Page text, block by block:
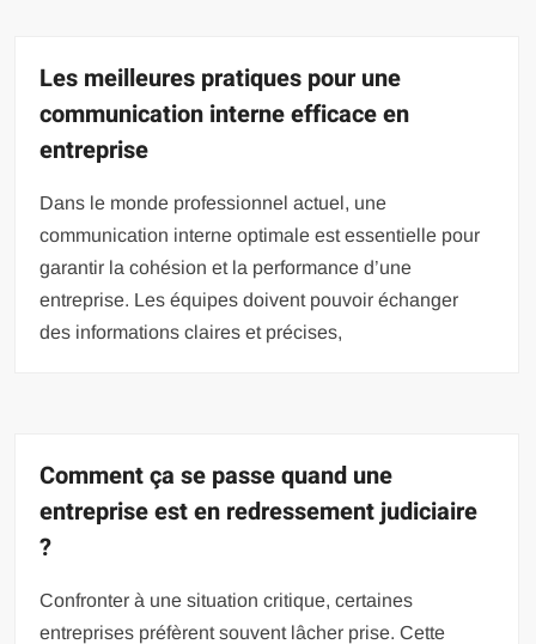
Les meilleures pratiques pour une
communication interne efficace en
entreprise
Dans le monde professionnel actuel, une
communication interne optimale est essentielle pour
garantir la cohésion et la performance d’une
entreprise. Les équipes doivent pouvoir échanger
des informations claires et précises,
Comment ça se passe quand une
entreprise est en redressement judiciaire
?
Confronter à une situation critique, certaines
entreprises préfèrent souvent lâcher prise. Cette